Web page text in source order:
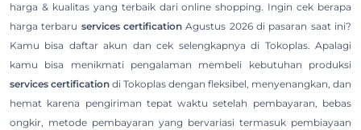
harga & kualitas yang terbaik dari online shopping. Ingin cek berapa
harga terbaru services certification Agustus 2026 di pasaran saat ini?
Kamu bisa daftar akun dan cek selengkapnya di Tokoplas. Apalagi
kamu bisa menikmati pengalaman membeli kebutuhan produksi
services certification di Tokoplas dengan fleksibel, menyenangkan, dan
hemat karena pengiriman tepat waktu setelah pembayaran, bebas
ongkir, metode pembayaran yang bervariasi termasuk pembiayaan